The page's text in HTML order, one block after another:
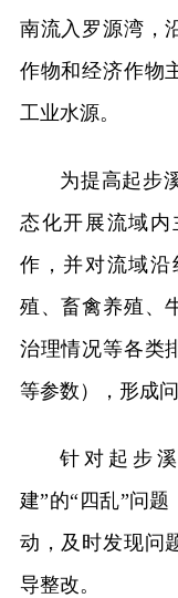
南流入罗源湾，
作物和经济作物
工业水源。
为提高起步
态化开展流域
作，并对流域
殖、畜禽养殖、
治理情况等各类
等参数），形成
针对起步
建”的“四乱”问
动，及时发现问
导整改。